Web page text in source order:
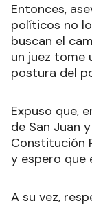
Entonces,
políticos no
buscan el
un juez tome
postura del
Expuso que,
de San Juan
Constitución
y espero que
A su vez,